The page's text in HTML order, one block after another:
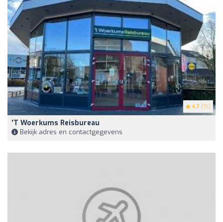
4.7 (15)
't Woerkums Reisbureau
Bekijk adres en contactgegevens